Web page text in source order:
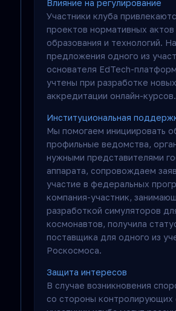
Влияние на регулирование
Участники клуба
проектов нормативных
образования и технологий.
предложения одного из
основателя EdTech-
учтены при разработке
аккредитации онлайн-курсов.
Институциональная
Мы помогаем инициировать
профильные ведомства,
нужными представителями
аппарата, сопровождаем
участие в федеральных
компания-участник,
разработкой симуляторов
космонавтов, получила
поставщика для одного из
Роскосмоса.
Защита интересов
В случае возникновения
со стороны контролирующих